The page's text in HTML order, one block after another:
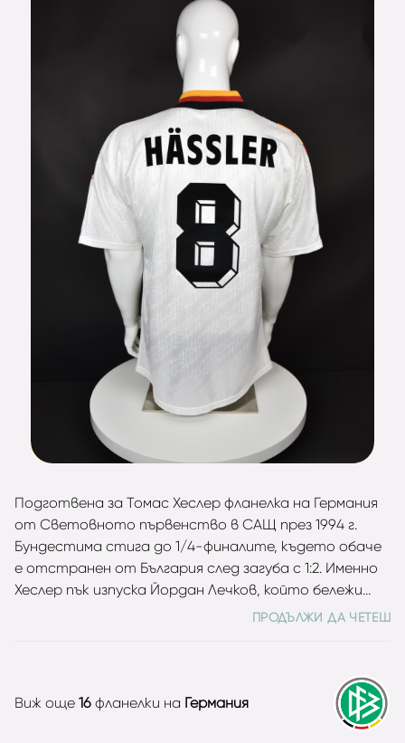
Подготвена за Томас Хеслер фланелка на Германия
от Световното първенство в САЩ през 1994 г.
Бундестима стига до 1/4-финалите, където обаче
е отстранен от България след загуба с 1:2. Именно
Хеслер пък изпуска Йордан Лечков, който бележи
победния гол за „трикольорите“ с ефектен летящ
1994, 1998) и три европейски първенства (1992, 1996,
2000). Бившият футболист на Кьолн, Ювентус,
Рома, Карлсруе и Мюнхен 1860 никога не е печели
ПРОДЪЛЖИ ДА ЧЕТЕШ
Виж още 16 фланелки на Германия